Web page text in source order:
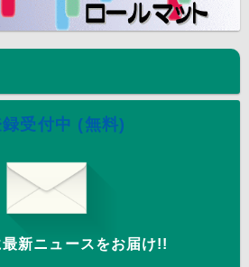
録受付中 (無料)
新ニュースをお届け!!